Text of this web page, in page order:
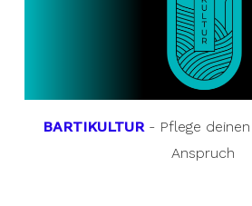
BARTIKULTUR- Pflege
Anspruch